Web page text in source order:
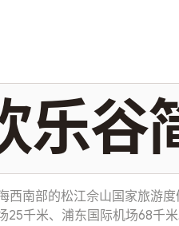
乐谷
西南部的松江佘山国家旅游
25千米、浦东国际机场68千